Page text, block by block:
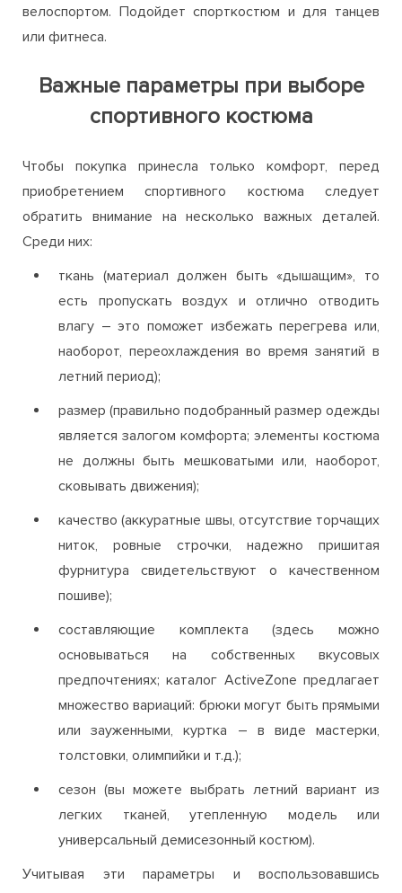
велоспортом. Подойдет спорткостюм и для танцев
или фитнеса.
Важные параметры при выборе
спортивного костюма
Чтобы покупка принесла только комфорт, перед
приобретением спортивного костюма следует
обратить внимание на несколько важных деталей.
Среди них:
ткань (материал должен быть «дышащим», то
есть пропускать воздух и отлично отводить
влагу – это поможет избежать перегрева или,
наоборот, переохлаждения во время занятий в
летний период);
размер (правильно подобранный размер одежды
является залогом комфорта; элементы костюма
не должны быть мешковатыми или, наоборот,
сковывать движения);
качество (аккуратные швы, отсутствие торчащих
ниток, ровные строчки, надежно пришитая
фурнитура свидетельствуют о качественном
пошиве);
составляющие комплекта (здесь можно
основываться на собственных вкусовых
предпочтениях; каталог ActiveZone предлагает
множество вариаций: брюки могут быть прямыми
или зауженными, куртка – в виде мастерки,
толстовки, олимпийки и т.д.);
сезон (вы можете выбрать летний вариант из
легких тканей, утепленную модель или
универсальный демисезонный костюм).
Учитывая эти параметры и воспользовавшись